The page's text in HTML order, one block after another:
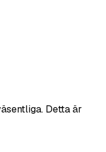
Detta är